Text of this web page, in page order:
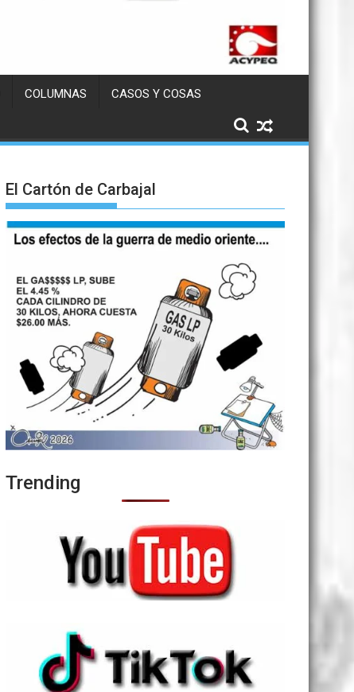
COLUMNAS CASOS Y COSAS
El Cartón de Carbajal
Trending